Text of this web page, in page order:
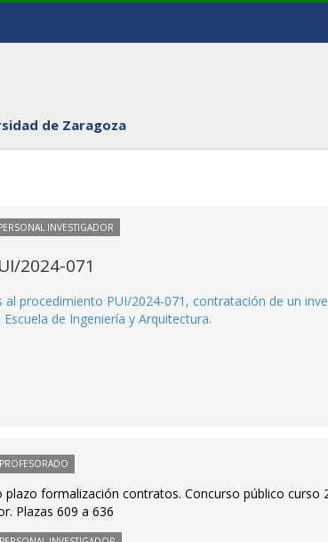
de Zaragoza
INVESTIGADOR
2024-071
procedimiento PUI/2024-071, contratación de un
de Ingeniería y Arquitectura.
plazo formalización contratos. Concurso público curso
Plazas 609 a 636